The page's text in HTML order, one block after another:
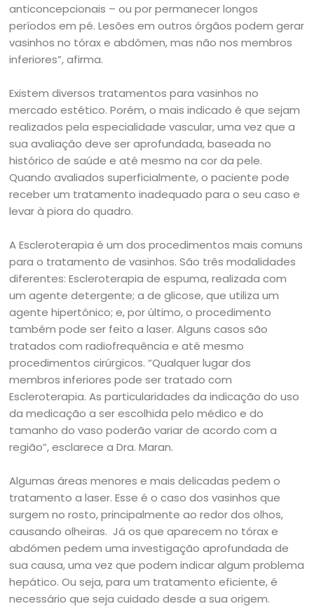
anticoncepcionais – ou por permanecer longos
períodos em pé. Lesões em outros órgãos podem gerar
vasinhos no tórax e abdômen, mas não nos membros
inferiores”, afirma.
Existem diversos tratamentos para vasinhos no
mercado estético. Porém, o mais indicado é que sejam
realizados pela especialidade vascular, uma vez que a
sua avaliação deve ser aprofundada, baseada no
histórico de saúde e até mesmo na cor da pele.
Quando avaliados superficialmente, o paciente pode
receber um tratamento inadequado para o seu caso e
levar à piora do quadro.
A Escleroterapia é um dos procedimentos mais comuns
para o tratamento de vasinhos. São três modalidades
diferentes: Escleroterapia de espuma, realizada com
um agente detergente; a de glicose, que utiliza um
agente hipertônico; e, por último, o procedimento
também pode ser feito a laser. Alguns casos são
tratados com radiofrequência e até mesmo
procedimentos cirúrgicos. “Qualquer lugar dos
membros inferiores pode ser tratado com
Escleroterapia. As particularidades da indicação do uso
da medicação a ser escolhida pelo médico e do
tamanho do vaso poderão variar de acordo com a
região”, esclarece a Dra. Maran.
Algumas áreas menores e mais delicadas pedem o
tratamento a laser. Esse é o caso dos vasinhos que
surgem no rosto, principalmente ao redor dos olhos,
causando olheiras. Já os que aparecem no tórax e
abdómen pedem uma investigação aprofundada de
sua causa, uma vez que podem indicar algum problema
hepático. Ou seja, para um tratamento eficiente, é
necessário que seja cuidado desde a sua origem.